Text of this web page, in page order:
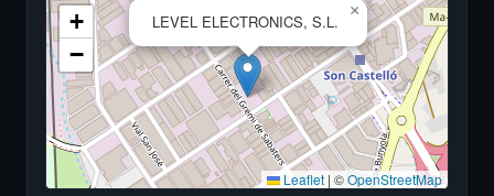
LEVEL ELECTRONICS, S.L.
×
+
−
Leaflet | ©OpenStreetMap